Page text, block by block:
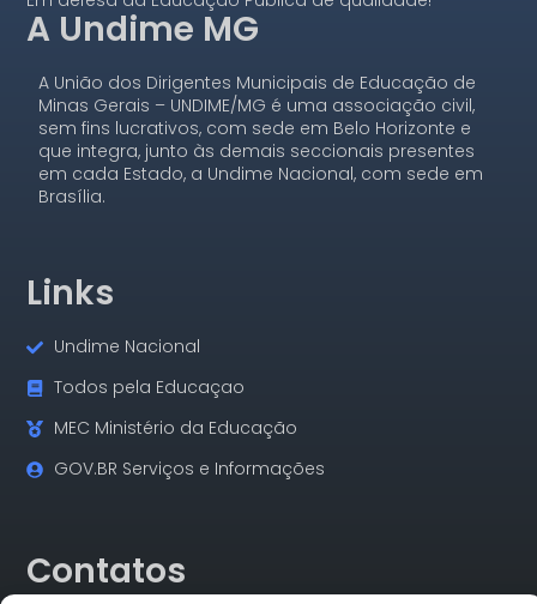
A Undime MG
A União dos Dirigentes Municipais de Educação de
Minas Gerais – UNDIME/MG é uma associação civil,
sem fins lucrativos, com sede em Belo Horizonte e
que integra, junto às demais seccionais presentes
em cada Estado, a Undime Nacional, com sede em
Brasília.
Links
Undime Nacional
Todos pela Educaçao
MEC Ministério da Educação
GOV.BR Serviços e Informações
Contatos